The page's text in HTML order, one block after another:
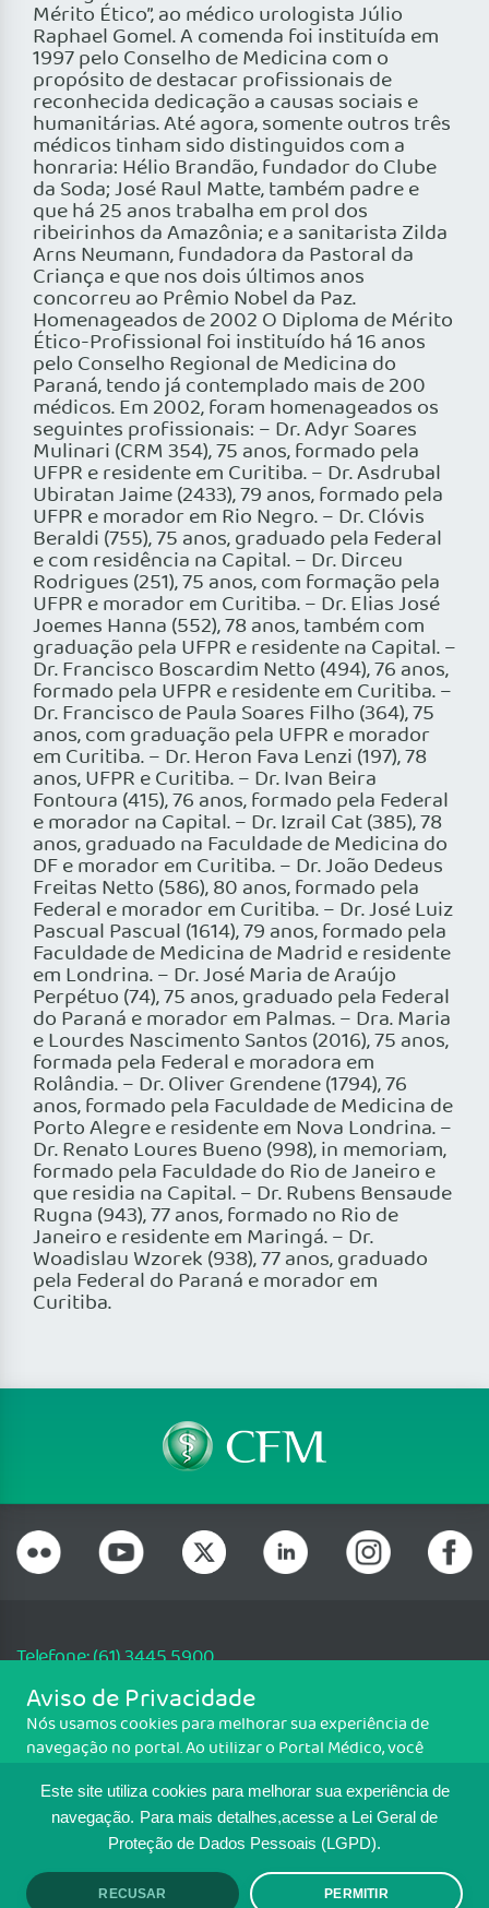
Este site utiliza cookies para melhorar sua experiência de
navegação. Para mais detalhes,acesse a Lei Geral de
Proteção de Dados Pessoais (LGPD).
RECUSAR PERMITIR
Mérito Ético”, ao médico urologista Júlio
Raphael Gomel. A comenda foi instituída em
1997 pelo Conselho de Medicina com o
propósito de destacar profissionais de
reconhecida dedicação a causas sociais e
humanitárias. Até agora, somente outros três
médicos tinham sido distinguidos com a
honraria: Hélio Brandão, fundador do Clube
da Soda; José Raul Matte, também padre e
que há 25 anos trabalha em prol dos
ribeirinhos da Amazônia; e a sanitarista Zilda
Arns Neumann, fundadora da Pastoral da
Criança e que nos dois últimos anos
concorreu ao Prêmio Nobel da Paz.
Homenageados de 2002 O Diploma de Mérito
Ético-Profissional foi instituído há 16 anos
pelo Conselho Regional de Medicina do
Paraná, tendo já contemplado mais de 200
médicos. Em 2002, foram homenageados os
seguintes profissionais: – Dr. Adyr Soares
Mulinari (CRM 354), 75 anos, formado pela
UFPR e residente em Curitiba. – Dr. Asdrubal
Ubiratan Jaime (2433), 79 anos, formado pela
UFPR e morador em Rio Negro. – Dr. Clóvis
Beraldi (755), 75 anos, graduado pela Federal
e com residência na Capital. – Dr. Dirceu
Rodrigues (251), 75 anos, com formação pela
UFPR e morador em Curitiba. – Dr. Elias José
Joemes Hanna (552), 78 anos, também com
graduação pela UFPR e residente na Capital. –
Dr. Francisco Boscardim Netto (494), 76 anos,
formado pela UFPR e residente em Curitiba. –
Dr. Francisco de Paula Soares Filho (364), 75
anos, com graduação pela UFPR e morador
em Curitiba. – Dr. Heron Fava Lenzi (197), 78
anos, UFPR e Curitiba. – Dr. Ivan Beira
Fontoura (415), 76 anos, formado pela Federal
e morador na Capital. – Dr. Izrail Cat (385), 78
anos, graduado na Faculdade de Medicina do
DF e morador em Curitiba. – Dr. João Dedeus
Freitas Netto (586), 80 anos, formado pela
Federal e morador em Curitiba. – Dr. José Luiz
Pascual Pascual (1614), 79 anos, formado pela
Faculdade de Medicina de Madrid e residente
em Londrina. – Dr. José Maria de Araújo
Perpétuo (74), 75 anos, graduado pela Federal
do Paraná e morador em Palmas. – Dra. Maria
e Lourdes Nascimento Santos (2016), 75 anos,
formada pela Federal e moradora em
Rolândia. – Dr. Oliver Grendene (1794), 76
anos, formado pela Faculdade de Medicina de
Porto Alegre e residente em Nova Londrina. –
Dr. Renato Loures Bueno (998), in memoriam,
formado pela Faculdade do Rio de Janeiro e
que residia na Capital. – Dr. Rubens Bensaude
Rugna (943), 77 anos, formado no Rio de
Janeiro e residente em Maringá. – Dr.
Woadislau Wzorek (938), 77 anos, graduado
pela Federal do Paraná e morador em
Curitiba.
Telefone: (61) 3445 5900
Email: cfm@portalmedico.org.br
SGAS 616, Conjunto D, Lote 115, L2 Sul, Brasília/DF - CEP: 70200-760 -
CNPJ: 33.583.550/0001-30
MAPA DO SITE
TRANSPARÊNCIA E PRESTAÇÃO DE
Aviso de Privacidade
Nós usamos cookies para melhorar sua experiência de
navegação no portal. Ao utilizar o Portal Médico, você
Para ter mais informações sobre como isso é feito, acesse
Política de cookies. Se você concorda, clique em ACEITO.